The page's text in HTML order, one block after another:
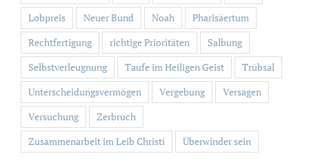
Lobpreis
Neuer Bund Noah
Pharisäertum
Rechtfertigung
richtige Prioritäten
Salbung
Selbstverleugnung
Taufe im Heiligen Geist
Trübsal
Unterscheidungsvermögen
Vergebung
Versagen
Versuchung
Zerbruch
Zusammenarbeit im Leib Christi
Überwinder sein